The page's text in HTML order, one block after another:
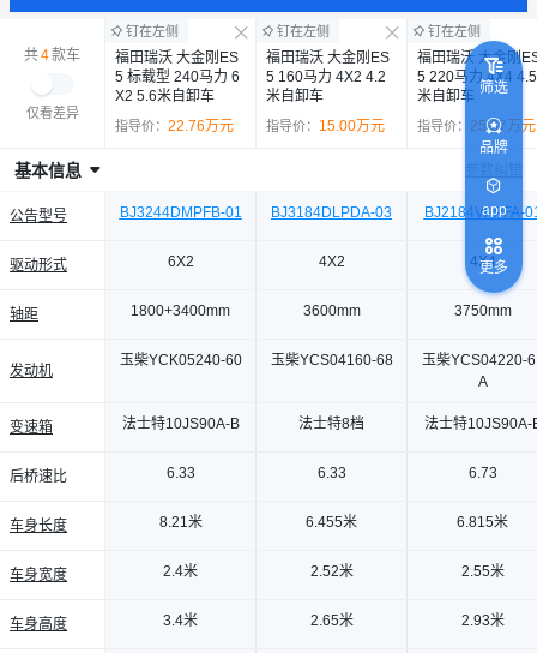
共4款车
仅看差异
钉在左侧
福田瑞沃 大金刚ES
5 标载型 240马力 6
X2 5.6米自卸车
指导价： 22.76万元
钉在左侧
福田瑞沃 大金刚ES
5 160马力 4X2 4.2
米自卸车
指导价： 15.00万元
钉在左侧
福田瑞沃 大金刚
5 220马力 4X4 4.5
米自卸车
指导价： 25.87万元
基本信息
公告型号 BJ3244DMPFB-01 BJ3184DLPDA-03 BJ2184VKPFA-
驱动形式 6X2 4X2 4X4
轴距 1800+3400mm 3600mm 3750mm
发动机
玉柴YCK05240-60 玉柴YCS04160-68
玉柴YCS04220-
A
变速箱 法士特10JS90A-B 法士特8档 法士特10JS90A-
后桥速比 6.33 6.33 6.73
车身长度 8.21米 6.455米 6.815米
车身宽度 2.4米 2.52米 2.55米
车身高度 3.4米 2.65米 2.93米
筛选
品牌
app
更多